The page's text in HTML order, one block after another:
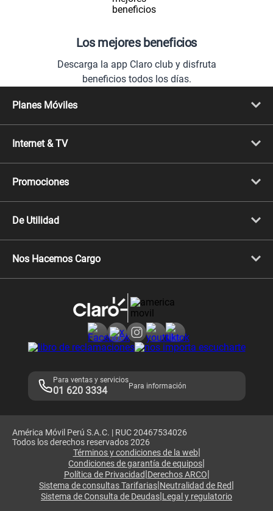
Los mejores beneficios
Descarga la app Claro club y disfruta
beneficios todos los días.
Planes Móviles
Línea Nueva
Línea Adicional
Migración
Internet & TV
Internet + TV
Mejora tu plan
Promociones
Celulares iPhone
Celulares Samsung
Celulares Motorola
De Utilidad
Llamada por llamada
Comprobantes electrónicos
Consulta de IMEI
Nos Hacemos Cargo
Consulta de reclamos
Adquirientes iPhone 6, 6S y SE
Mensaje de Seguridad
Términos y Condiciones de Tienda Claro
Libro de Reclamaciones
Para ventas y servicios
01 620 3334 Para información
América Móvil Perú S.A.C. | RUC 20467534026
Todos los derechos reservados 2026
Términos y condiciones de la web|
Condiciones de garantía de equipos|
Política de Privacidad|Derechos ARCO|
Sistema de consultas Tarifarias|Neutralidad de Red|
Sistema de Consulta de Deudas|Legal y regulatorio